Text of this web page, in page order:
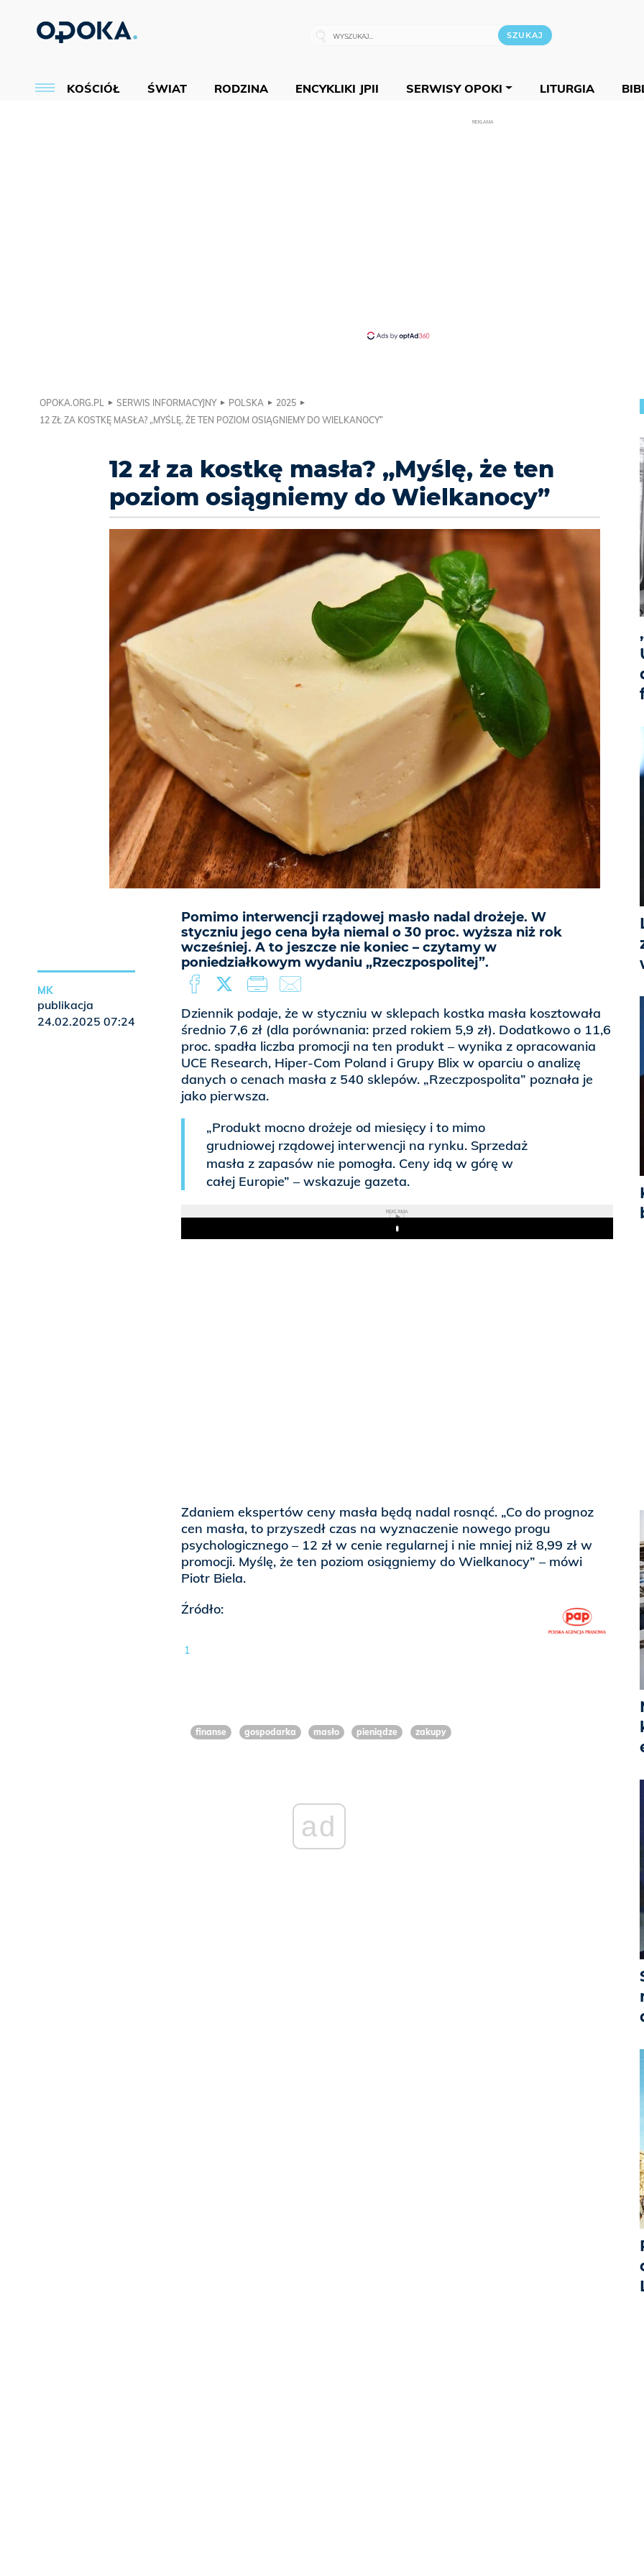
KOŚCIÓŁ ŚWIAT RODZINA ENCYKLIKI JPII SERWISY OPOKI LITURGIA
REKLAMA
OPOKA.ORG.PL SERWIS INFORMACYJNY POLSKA
2025
12 ZŁ ZA KOSTKĘ MASŁA? „MYŚLĘ, ŻE TEN POZIOM OSIĄGNIEMY DO WIELKANOCY”
12 zł za kostkę masła? „Myślę, że ten
poziom osiągniemy do Wielkanocy”
Pomimo interwencji rządowej masło nadal drożeje. W
styczniu jego cena była niemal o 30 proc. wyższa niż rok
wcześniej. A to jeszcze nie koniec – czytamy w
poniedziałkowym wydaniu „Rzeczpospolitej”.
Dziennik podaje, że w styczniu w sklepach kostka masła kosztowała
średnio 7,6 zł (dla porównania: przed rokiem 5,9 zł). Dodatkowo o 11,6
proc. spadła liczba promocji na ten produkt – wynika z opracowania
UCE Research, Hiper-Com Poland i Grupy Blix w oparciu o analizę
danych o cenach masła z 540 sklepów. „Rzeczpospolita” poznała je
jako pierwsza.
„Produkt mocno drożeje od miesięcy i to mimo
grudniowej rządowej interwencji na rynku. Sprzedaż
masła z zapasów nie pomogła. Ceny idą w górę w
całej Europie” – wskazuje gazeta.
REKLAMA
Play
Zdaniem ekspertów ceny masła będą nadal rosnąć. „Co do prognoz
cen masła, to przyszedł czas na wyznaczenie nowego progu
psychologicznego – 12 zł w cenie regularnej i nie mniej niż 8,99 zł w
promocji. Myślę, że ten poziom osiągniemy do Wielkanocy” – mówi
Piotr Biela.
Źródło:
1
MK
publikacja
24.02.2025 07:24
finanse gospodarka masło pieniądze zakupy
ad